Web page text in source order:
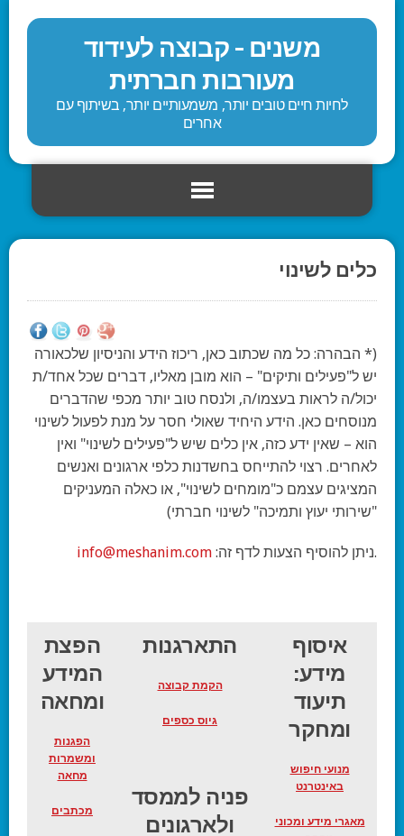
משנים - קבוצה לעידוד
מעורבות חברתית
לחיות חיים טובים יותר, משמעותיים יותר, בשיתוף עם
אחרים
כלים לשינוי
(* הבהרה: כל מה שכתוב כאן, ריכוז הידע והניסיון שלכאורה
יש ל"פעילים ותיקים" – הוא מובן מאליו, דברים שכל אחד/ת
יכול/ה לראות בעצמו/ה, ולנסח טוב יותר מכפי שהדברים
מנוסחים כאן. הידע היחיד שאולי חסר על מנת לפעול לשינוי
הוא – שאין ידע כזה, אין כלים שיש ל"פעילים לשינוי" ואין
לאחרים. רצוי להתייחס בחשדנות כלפי ארגונים ואנשים
המציגים עצמם כ"מומחים לשינוי", או כאלה המעניקים
"שירותי יעוץ ותמיכה" לשינוי חברתי)
.ניתן להוסיף הצעות לדף זה: info@meshanim.com
איסוף
מידע:
תיעוד
ומחקר
מנועי חיפוש
באינטרנט
מאגרי מידע ומכוני
התארגנות
הקמת קבוצה
גיוס כספים
פניה לממסד
ולארגונים
הפצת
המידע
ומחאה
הפגנות
ומשמרות
מחאה
מכתבים